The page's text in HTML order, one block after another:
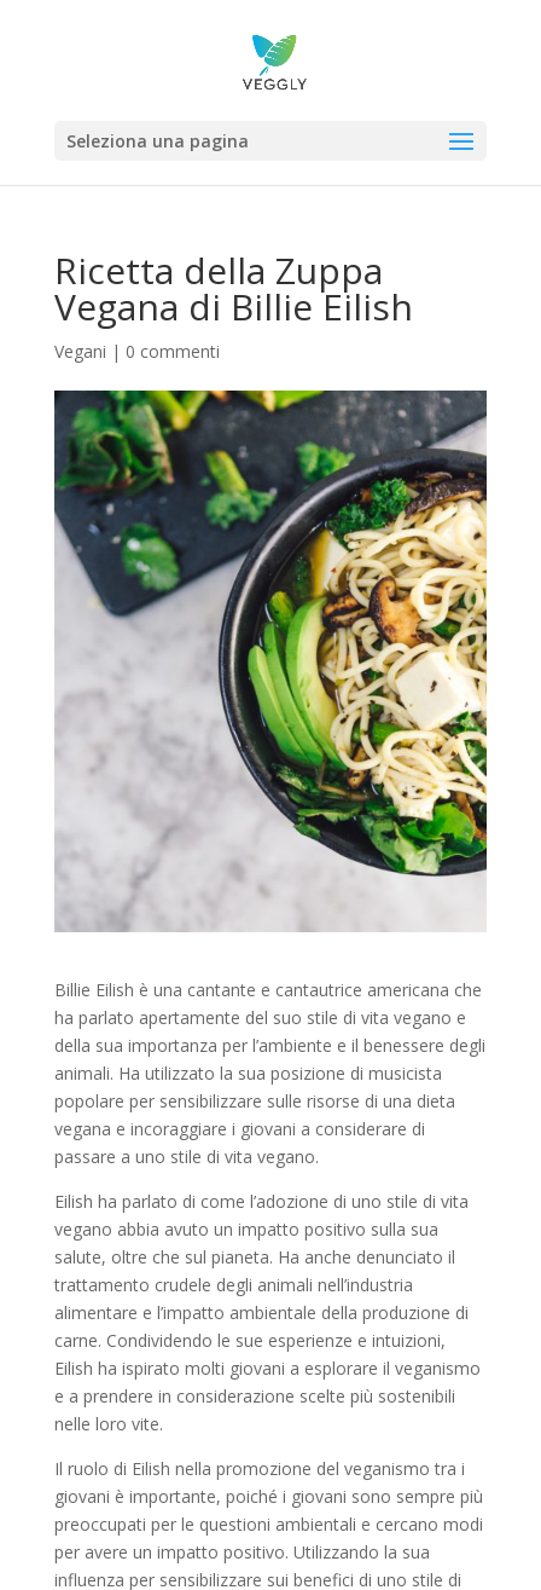
Seleziona una pagina
Ricetta della Zuppa
Vegana di Billie Eilish
Vegani | 0 commenti
Billie Eilish è una cantante e cantautrice americana che
ha parlato apertamente del suo stile di vita vegano e
della sua importanza per l’ambiente e il benessere degli
animali. Ha utilizzato la sua posizione di musicista
popolare per sensibilizzare sulle risorse di una dieta
vegana e incoraggiare i giovani a considerare di
passare a uno stile di vita vegano.
Eilish ha parlato di come l’adozione di uno stile di vita
vegano abbia avuto un impatto positivo sulla sua
salute, oltre che sul pianeta. Ha anche denunciato il
trattamento crudele degli animali nell’industria
alimentare e l’impatto ambientale della produzione di
carne. Condividendo le sue esperienze e intuizioni,
Eilish ha ispirato molti giovani a esplorare il veganismo
e a prendere in considerazione scelte più sostenibili
nelle loro vite.
Il ruolo di Eilish nella promozione del veganismo tra i
giovani è importante, poiché i giovani sono sempre più
preoccupati per le questioni ambientali e cercano modi
per avere un impatto positivo. Utilizzando la sua
influenza per sensibilizzare sui benefici di uno stile di